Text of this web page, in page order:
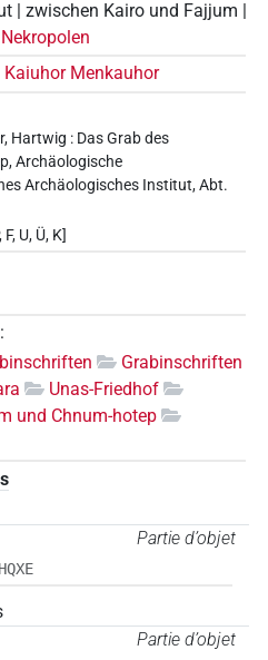
| zwischen Kairo und Fajjum |
Nekropolen
Kaiuhor Menkauhor
Hartwig : Das Grab des
Archäologische
Archäologisches Institut, Abt.
U, Ü, K]
:
Grabinschriften
Unas-Friedhof
und Chnum-hotep
Partie d’objet
Partie d’objet